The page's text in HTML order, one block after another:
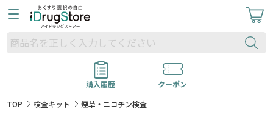
購入履歴
クーポン
TOP
検査キット 煙草・ニコチン検査